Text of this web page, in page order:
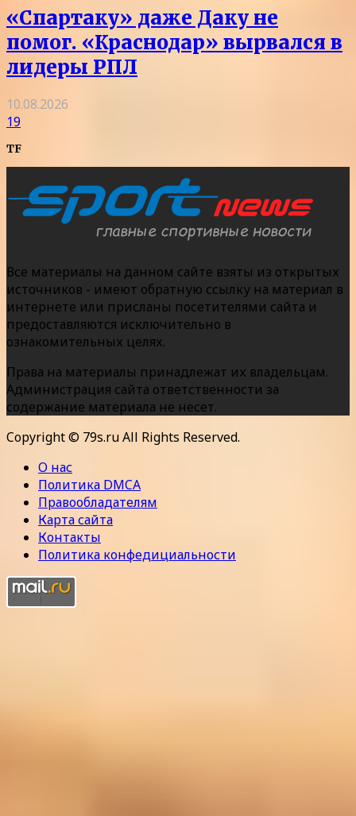
«Спартаку» даже Даку не
помог. «Краснодар» вырвался в
лидеры РПЛ
10.08.2026
19
TF
Все материалы на данном сайте взяты из открытых
источников - имеют обратную ссылку на материал в
интернете или присланы посетителями сайта и
предоставляются исключительно в
ознакомительных целях.
Права на материалы принадлежат их владельцам.
Администрация сайта ответственности за
содержание материала не несет.
Copyright © 79s.ru All Rights Reserved.
О нас
Политика DMCA
Правообладателям
Карта сайта
Контакты
Политика конфедициальности